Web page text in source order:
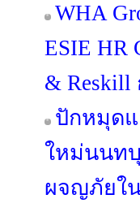
WHA
ESIE
&
ปักหมุดแ
ใหม่นนทบุ
ผจญภัยใ